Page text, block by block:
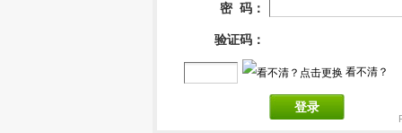
密 码：
验证码：
看不清？
登录